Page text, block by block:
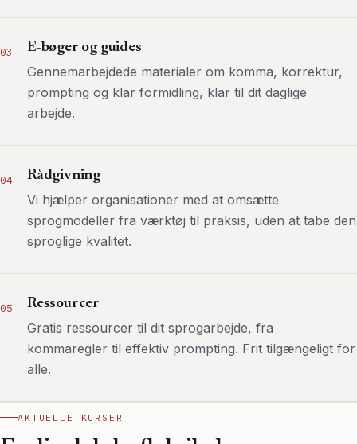
03 E-bøger og guides
Gennemarbejdede materialer om komma, korrektur,
prompting og klar formidling, klar til dit daglige
arbejde.
04 Rådgivning
Vi hjælper organisationer med at omsætte
sprogmodeller fra værktøj til praksis, uden at tabe den
sproglige kvalitet.
05 Ressourcer
Gratis ressourcer til dit sprogarbejde, fra
kommaregler til effektiv prompting. Frit tilgængeligt for
alle.
AKTUELLE KURSER